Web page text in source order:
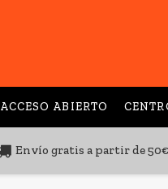
ACCESO ABIERTO
Envío gratis a partir de 50€